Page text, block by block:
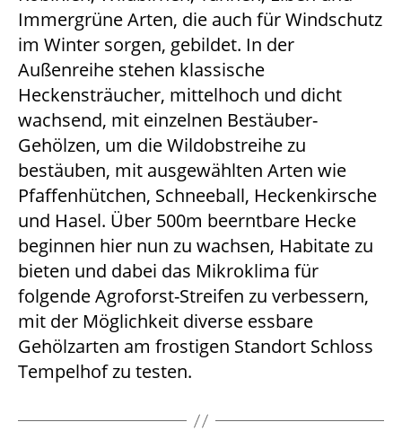
Immergrüne Arten, die auch für Windschutz
im Winter sorgen, gebildet. In der
Außenreihe stehen klassische
Heckensträucher, mittelhoch und dicht
wachsend, mit einzelnen Bestäuber-
Gehölzen, um die Wildobstreihe zu
bestäuben, mit ausgewählten Arten wie
Pfaffenhütchen, Schneeball, Heckenkirsche
und Hasel. Über 500m beerntbare Hecke
beginnen hier nun zu wachsen, Habitate zu
bieten und dabei das Mikroklima für
folgende Agroforst-Streifen zu verbessern,
mit der Möglichkeit diverse essbare
Gehölzarten am frostigen Standort Schloss
Tempelhof zu testen.